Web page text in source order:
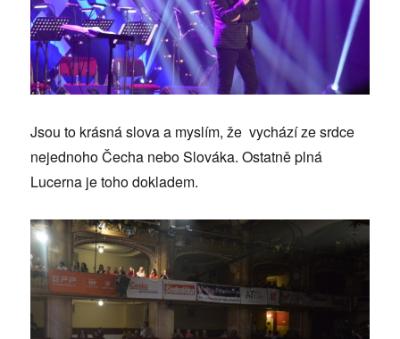
Jsou to krásná slova a myslím, že vychází ze srdce
nejednoho Čecha nebo Slováka. Ostatně plná
Lucerna je toho dokladem.